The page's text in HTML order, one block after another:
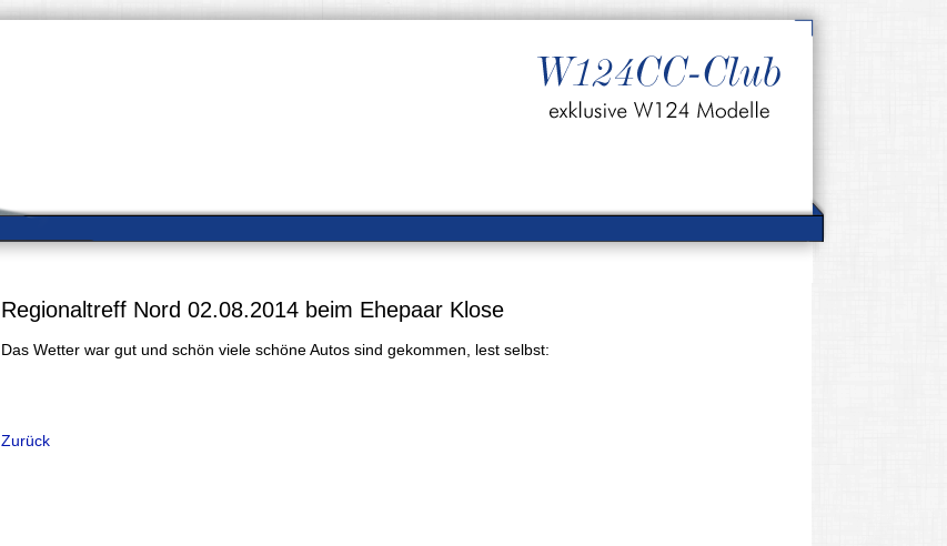
Regionaltreff Nord 02.08.2014 beim Ehepaar Klose
Das Wetter war gut und schön viele schöne Autos sind gekommen, lest selbst:
Zurück